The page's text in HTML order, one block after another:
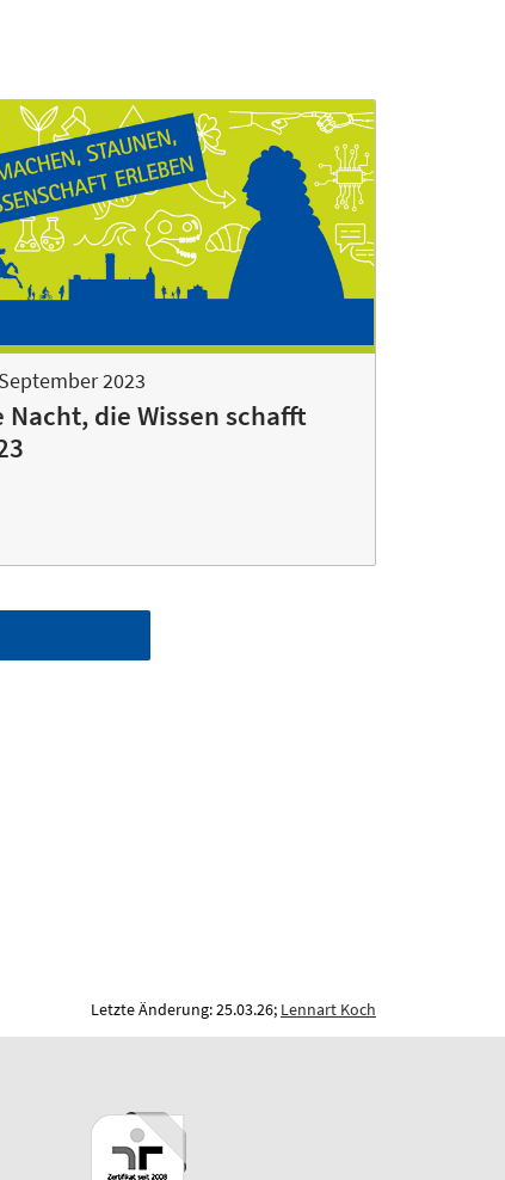
2023
Nacht, die Wissen schafft
Letzte Änderung: 25.03.26; Lennart Koch